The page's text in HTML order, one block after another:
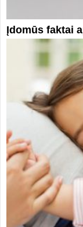
Įdomūs faktai